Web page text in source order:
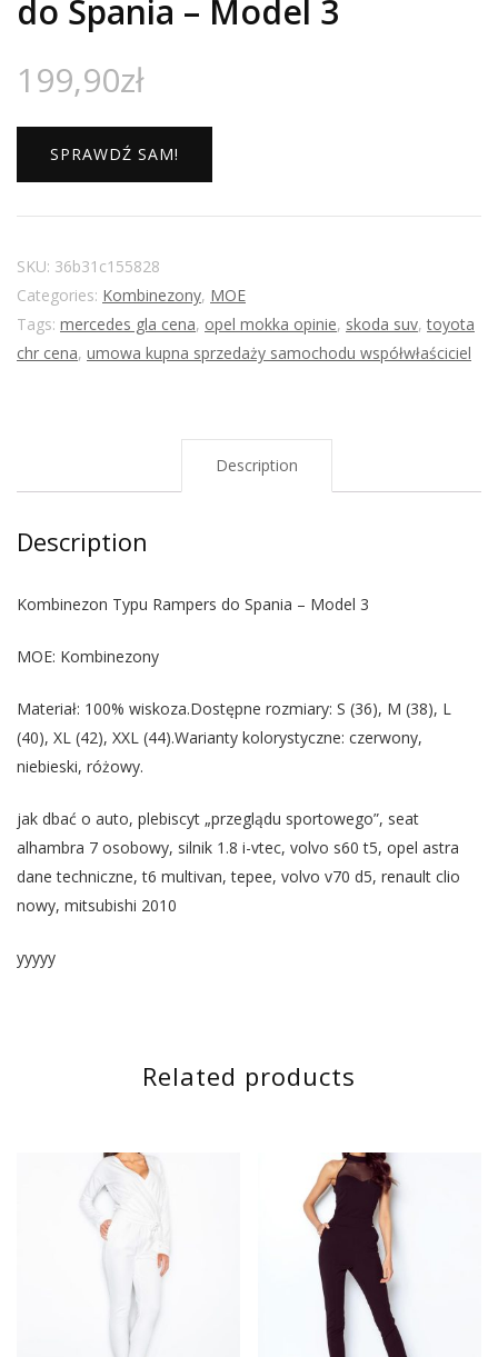
do Spania – Model 3
199,90zł
SPRAWDŹ SAM!
SKU: 36b31c155828
Categories: Kombinezony, MOE
Tags: mercedes gla cena, opel mokka opinie, skoda suv,toyota
chr cena, umowa kupna sprzedaży samochodu współwłaściciel
Description
Description
Kombinezon Typu Rampers do Spania – Model 3
MOE: Kombinezony
Materiał: 100% wiskoza.Dostępne rozmiary: S (36), M (38), L
(40), XL (42), XXL (44).Warianty kolorystyczne: czerwony,
niebieski, różowy.
jak dbać o auto, plebiscyt „przeglądu sportowego”, seat
alhambra 7 osobowy, silnik 1.8 i-vtec, volvo s60 t5, opel astra
dane techniczne, t6 multivan, tepee, volvo v70 d5, renault clio
nowy, mitsubishi 2010
yyyyy
Related products